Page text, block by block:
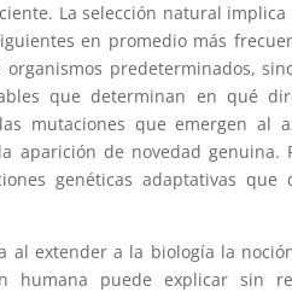
La selección natural
en promedio más
predeterminados,
que determinan en qué
mutaciones que emergen al
de novedad genuina.
genéticas adaptativas
al extender a la biología la
humana puede explicar sin